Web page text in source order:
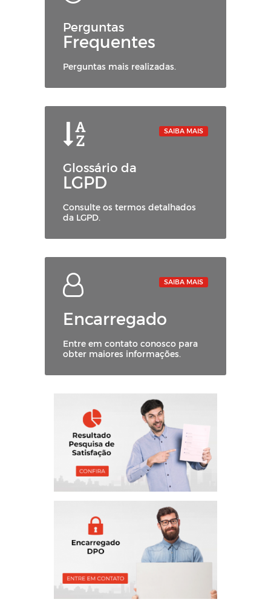
Perguntas
Frequentes
Perguntas mais realizadas.
Glossário da
LGPD
Consulte os termos detalhados
da LGPD.
SAIBA MAIS
Encarregado
Entre em contato conosco para
obter maiores informações.
SAIBA MAIS